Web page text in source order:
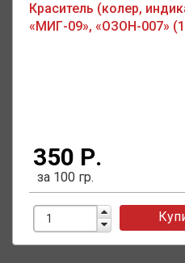
Краситель (колер,
«МИГ-09», «ОЗОН-007»
350 Р.
за 100 гр.